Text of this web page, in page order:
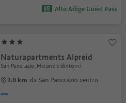
Alto Adige Guest Pass
Naturapartments Alpreid
San Pancrazio, Merano e dintorni
2.0 km da San Pancrazio centro